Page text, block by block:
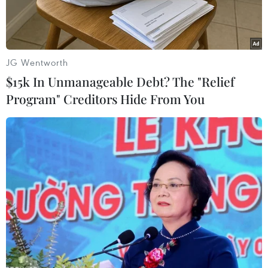
Anh Puih Thái, nạn nhân bị lừa bán sang Campuchia vui mừng
được nhận căn nhà mới do chính quyền địa phương hỗ trợ xây
dựng. (Ảnh: Hồng Điệp/TTXVN)
Gia Lai là tỉnh miền núi ở Tây Nguyên, đường
biên giới dài hơn 90km giáp Campuchia, từng là
điểm nóng về tình trạng buôn bán người qua
biên giới.
JG Wentworth
$15k In Unmanageable Debt? The "Relief
Program" Creditors Hide From You